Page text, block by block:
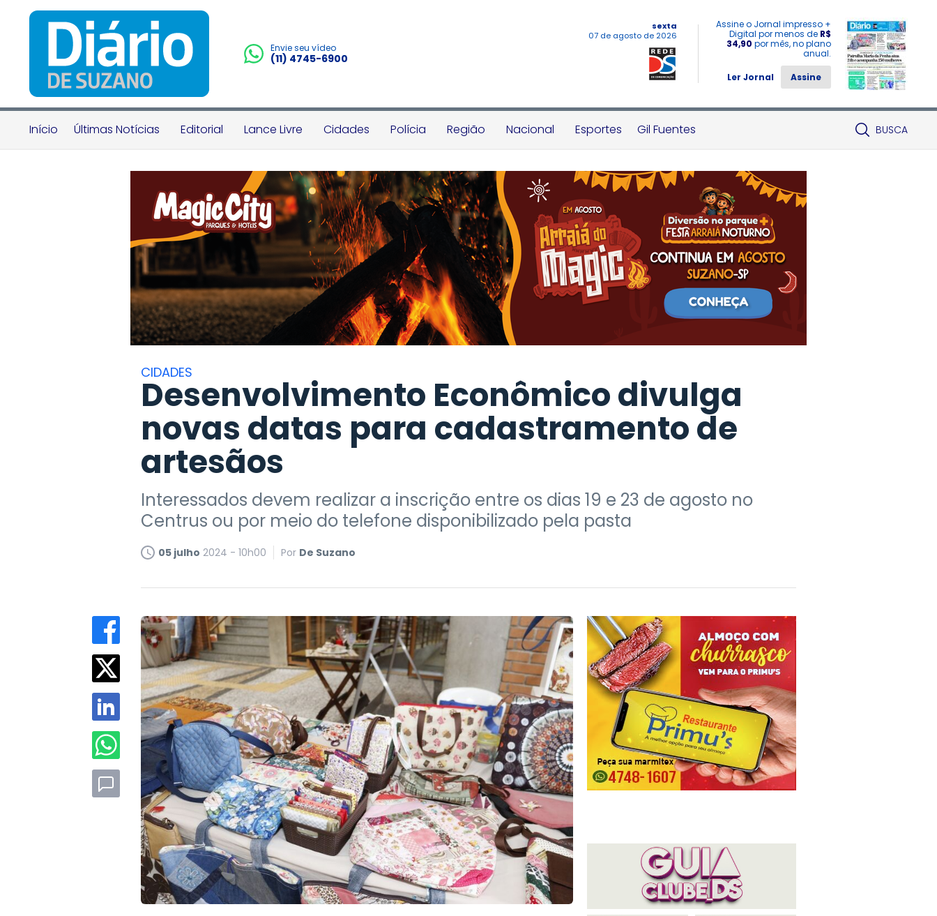
Envie seu vídeo
(11) 4745-6900
sexta
07 de agosto de 2026
Assine o Jornal impresso +
Digital por menos de R$
34,90 por mês, no plano
anual.
Ler Jornal
Assine
Início Últimas Notícias Editorial Lance Livre Cidades Polícia Região Nacional Esportes Gil Fuentes BUSCA
CIDADES
Desenvolvimento Econômico divulga
novas datas para cadastramento de
artesãos
Interessados devem realizar a inscrição entre os dias 19 e 23 de agosto no
Centrus ou por meio do telefone disponibilizado pela pasta
05 julho 2024 - 10h00 Por De Suzano